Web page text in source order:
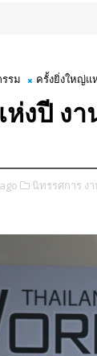
รม ครั้งยิ่งใหญ่แ
งปี ง
นิทรรศการ ง